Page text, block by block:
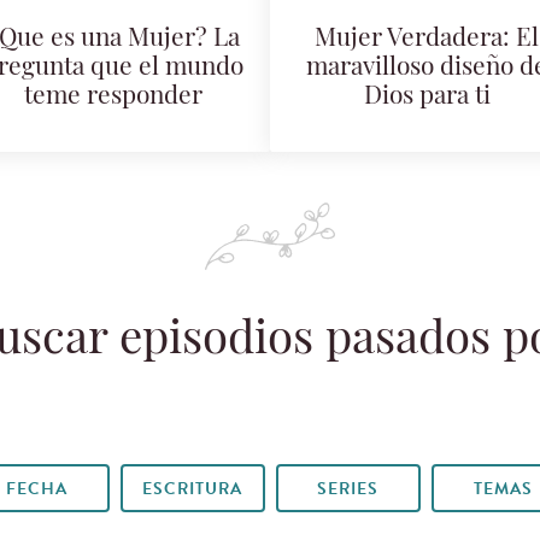
es una Mujer? La
que el mundo
teme responder
Mujer Verdadera: El
maravilloso diseño
Dios para ti
episodios pasados
FECHA ESCRITURA SERIES TEMAS